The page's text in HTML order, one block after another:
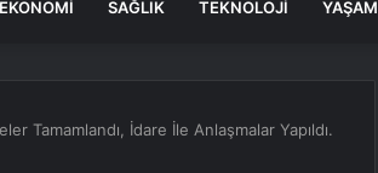
EKONOMI SAĞLIK TEKNOLOJI YAŞAM
Tamamlandı, İdare İle Anlaşmalar Yapıldı.